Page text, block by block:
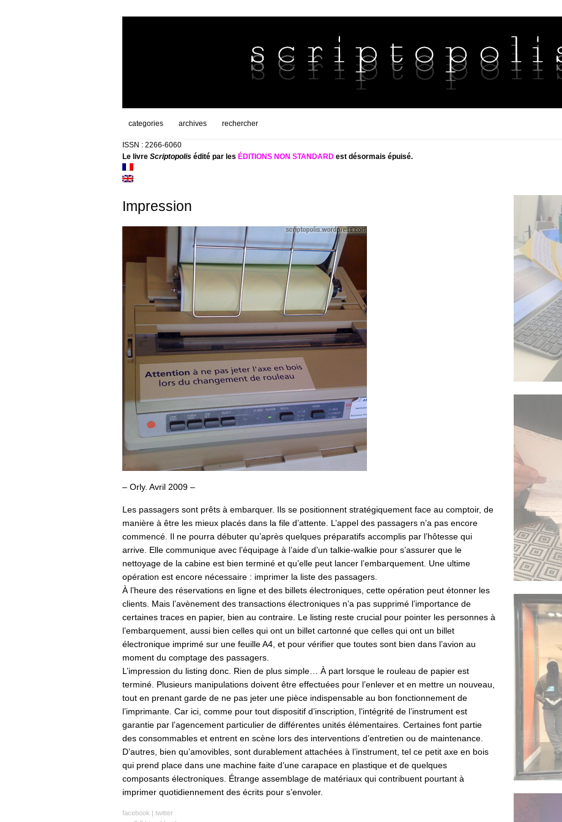
categories archives rechercher
ISSN : 2266-6060
Le livre Scriptopolisédité par les ÉDITIONS NON STANDARDest désormais épuisé.
Impression
– Orly. Avril 2009 –
Les passagers sont prêts à embarquer. Ils se positionnent stratégiquement face au comptoir, de
manière à être les mieux placés dans la file d’attente. L’appel des passagers n’a pas encore
commencé. Il ne pourra débuter qu’après quelques préparatifs accomplis par l’hôtesse qui
arrive. Elle communique avec l’équipage à l’aide d’un talkie-walkie pour s’assurer que le
nettoyage de la cabine est bien terminé et qu’elle peut lancer l’embarquement. Une ultime
opération est encore nécessaire : imprimer la liste des passagers.
À l’heure des réservations en ligne et des billets électroniques, cette opération peut étonner les
clients. Mais l’avènement des transactions électroniques n’a pas supprimé l’importance de
certaines traces en papier, bien au contraire. Le listing reste crucial pour pointer les personnes à
l’embarquement, aussi bien celles qui ont un billet cartonné que celles qui ont un billet
électronique imprimé sur une feuille A4, et pour vérifier que toutes sont bien dans l’avion au
moment du comptage des passagers.
L’impression du listing donc. Rien de plus simple… À part lorsque le rouleau de papier est
terminé. Plusieurs manipulations doivent être effectuées pour l’enlever et en mettre un nouveau,
tout en prenant garde de ne pas jeter une pièce indispensable au bon fonctionnement de
l’imprimante. Car ici, comme pour tout dispositif d’inscription, l’intégrité de l’instrument est
garantie par l’agencement particulier de différentes unités élémentaires. Certaines font partie
des consommables et entrent en scène lors des interventions d’entretien ou de maintenance.
D’autres, bien qu’amovibles, sont durablement attachées à l’instrument, tel ce petit axe en bois
qui prend place dans une machine faite d’une carapace en plastique et de quelques
composants électroniques. Étrange assemblage de matériaux qui contribuent pourtant à
imprimer quotidiennement des écrits pour s’envoler.
facebook | twitter